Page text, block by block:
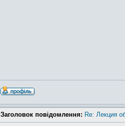
Заголовок повідомлення: Re: Лекция